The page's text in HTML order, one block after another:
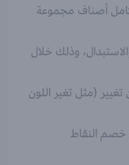
أصناف مجموعة
وذلك خلال
(مثل تغير اللون
خصم النقاط